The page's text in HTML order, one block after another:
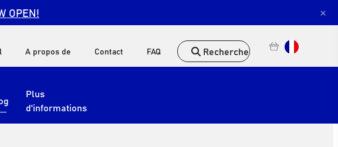
OPEN! ×
A propos de Contact FAQ Recherche
Plus
d'informations